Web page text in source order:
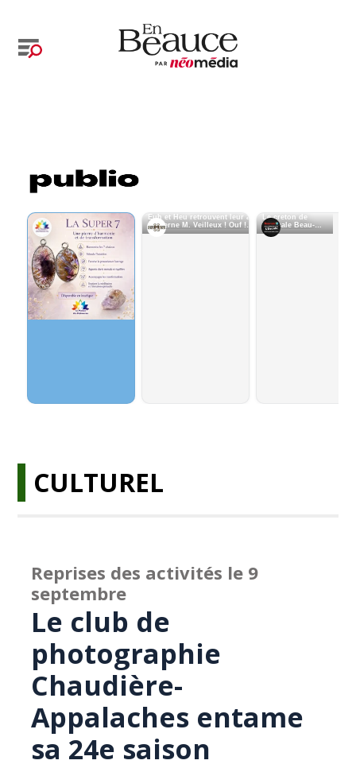
CULTUREL
Reprises des activités le 9
septembre
Le club de
photographie
Chaudière-
Appalaches entame
sa 24e saison